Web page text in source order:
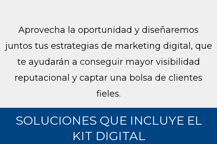
Aprovecha la oportunidad y diseñaremos
juntos tus estrategias de marketing digital, que
te ayudarán a conseguir mayor visibilidad
reputacional y captar una bolsa de clientes
fieles.
SOLUCIONES QUE INCLUYE EL
KIT DIGITAL